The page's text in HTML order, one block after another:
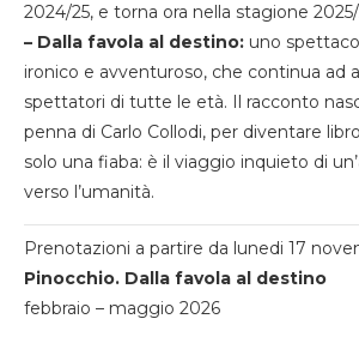
2024/25, e torna ora nella stagione
– Dalla favola al destino: uno
ironico e avventuroso, che continua ad
spettatori di tutte le età. Il racconto
penna di Carlo Collodi, per diventare
solo una fiaba: è il viaggio inquieto di
verso l’umanità.
Prenotazioni a partire da lunedi 17
Pinocchio. Dalla favola al destino
febbraio – maggio 2026